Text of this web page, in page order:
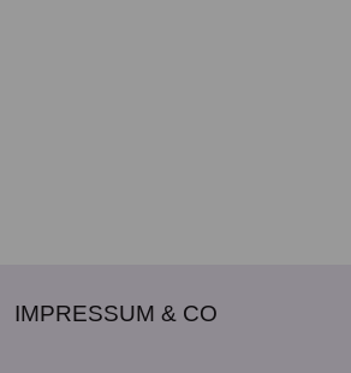
IMPRESSUM & CO